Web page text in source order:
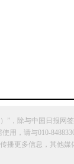
，除与中国日报网
，请与010-
播更多信息，其他媒